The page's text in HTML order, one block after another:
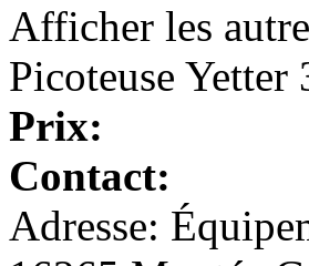
Afficher les
Picoteuse
Prix:
Contact:
Adresse: